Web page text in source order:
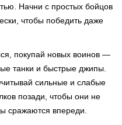
Начни с простых бойцов
чтобы победить даже
покупай новых воинов —
танки и быстрые джипы.
сильные и слабые
позади, чтобы они не
сражаются впереди.